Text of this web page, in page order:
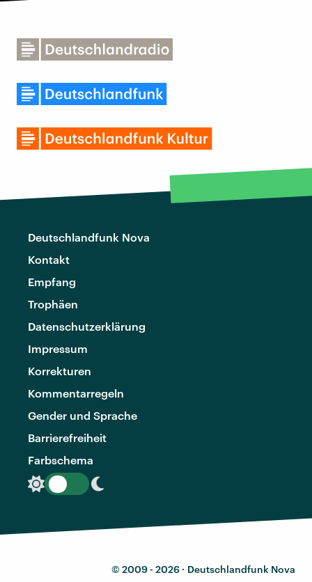
Deutschlandfunk Nova
Kontakt
Empfang
Trophäen
Datenschutzerklärung
Impressum
Korrekturen
Kommentarregeln
Gender und Sprache
Barrierefreiheit
Farbschema
© 2009 - 2026 · Deutschlandfunk Nova